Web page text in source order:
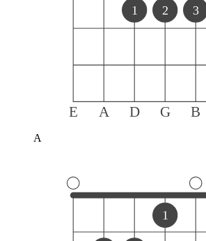
E A D G B
1 2 3
A
1